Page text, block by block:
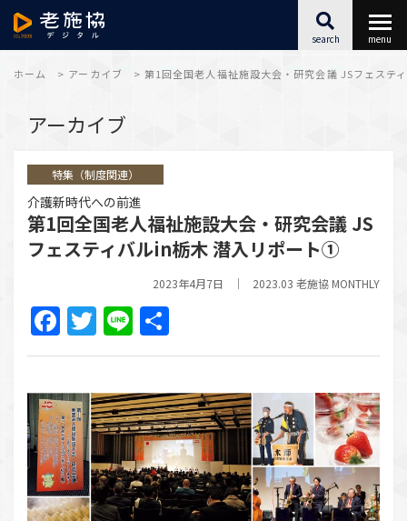
最新情報
福祉施設SX
キャリアアップ
こころとからだ
search menu
ホーム > アーカイブ > 第1回全国老人福祉施設大会・研究会議 JSフェステ
アーカイブ
特集（制度関連）
介護新時代への前進
第1回全国老人福祉施設大会・研究会議 JS
フェスティバルin栃木 潜入リポート①
2023年4月7日 2023.03 老施協 MONTHLY
Facebook
Twitter
Line
有